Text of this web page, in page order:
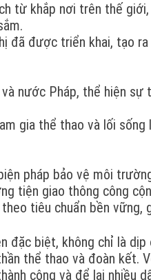
từ khắp nơi trên thế giới,
đã được triển khai, tạo ra
nước Pháp, thể hiện
gia thể thao và lối sống
pháp bảo vệ môi
tiện giao thông công
tiêu chuẩn bền
đặc biệt, không chỉ là
thể thao và đoàn kết.
công và để lại nhiều